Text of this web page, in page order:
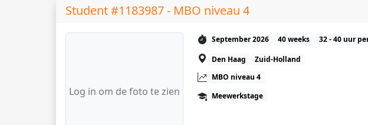
Student #1183987 - MBO niveau 4
Log in om de foto te zien
September 2026 40 weeks
32 - 40 uur
Den Haag
Zuid-Holland
MBO niveau 4
Meewerkstage